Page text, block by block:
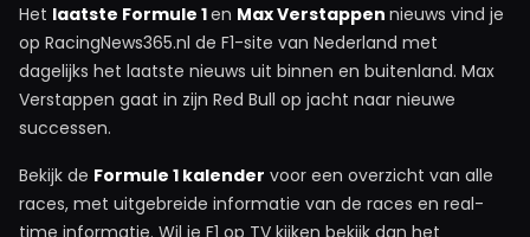
Het laatste Formule 1en Max Verstappen nieuws vind je
op RacingNews365.nl de F1-site van Nederland met
dagelijks het laatste nieuws uit binnen en buitenland. Max
Verstappen gaat in zijn Red Bull op jacht naar nieuwe
successen.
Bekijk de Formule 1 kalender voor een overzicht van alle
races, met uitgebreide informatie van de races en real-
time informatie. Wil je F1 op TV kijken bekijk dan het